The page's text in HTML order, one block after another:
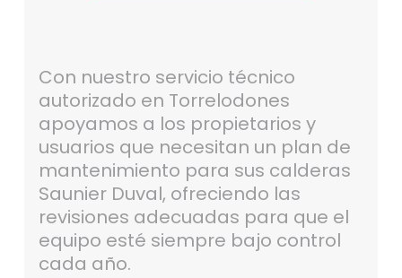
Con nuestro servicio técnico
autorizado en Torrelodones
apoyamos a los propietarios y
usuarios que necesitan un plan de
mantenimiento para sus calderas
Saunier Duval, ofreciendo las
revisiones adecuadas para que el
equipo esté siempre bajo control
cada año.